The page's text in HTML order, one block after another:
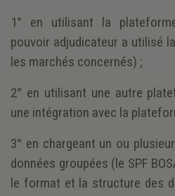
1° en utilisant la
pouvoir adjudicateur a utilisé
les marchés concernés) ;
2° en utilisant une autre
une intégration avec la
3° en chargeant un ou
données groupées (le SPF
le format et la structure des